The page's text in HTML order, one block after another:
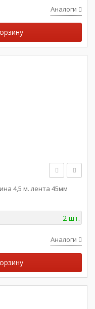
Аналоги
4,5 м. лента 45мм
2 шт.
Аналоги